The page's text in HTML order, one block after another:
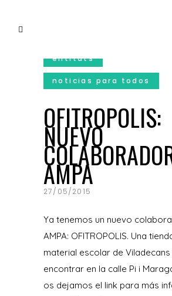
entitats
noticias para todos
OFITROPOLIS:
NUEVO
AMPA
27/05/2015
Ya tenemos un nuevo
AMPA: OFITROPOLIS. Una
material escolar de
encontrar en la calle Pi i
os dejamos el link para más